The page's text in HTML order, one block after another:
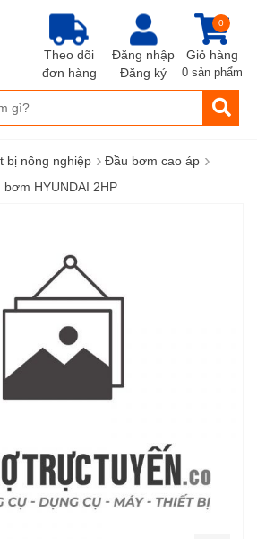
Đăng nhập
Đăng ký
Giỏ hàng
0
0 sản phẩm
Theo dõi
đơn hàng
bị nông nghiệp › Đầu bơm cao áp ›
bơm HYUNDAI 2HP